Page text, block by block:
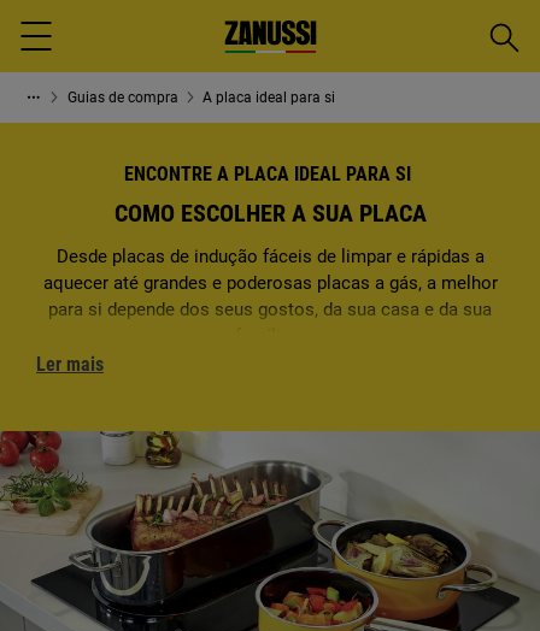
Menu
Guias de compra A placa ideal para si
ENCONTRE A PLACA IDEAL PARA SI
COMO ESCOLHER A SUA PLACA
Desde placas de indução fáceis de limpar e rápidas a
aquecer até grandes e poderosas placas a gás, a melhor
para si depende dos seus gostos, da sua casa e da sua
Ler mais